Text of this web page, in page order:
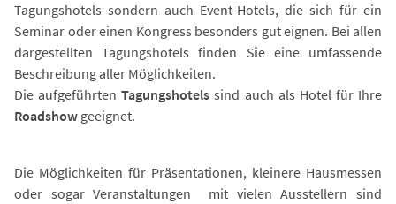
Tagungshotels sondern auch Event-Hotels, die sich für ein
Seminar oder einen Kongress besonders gut eignen. Bei allen
dargestellten Tagungshotels finden Sie eine umfassende
Beschreibung aller Möglichkeiten.
Die aufgeführtenTagungshotelssind auch als Hotel für Ihre
Roadshow geeignet.
Die Möglichkeiten für Präsentationen, kleinere Hausmessen
oder sogar Veranstaltungen mit vielen Ausstellern sind